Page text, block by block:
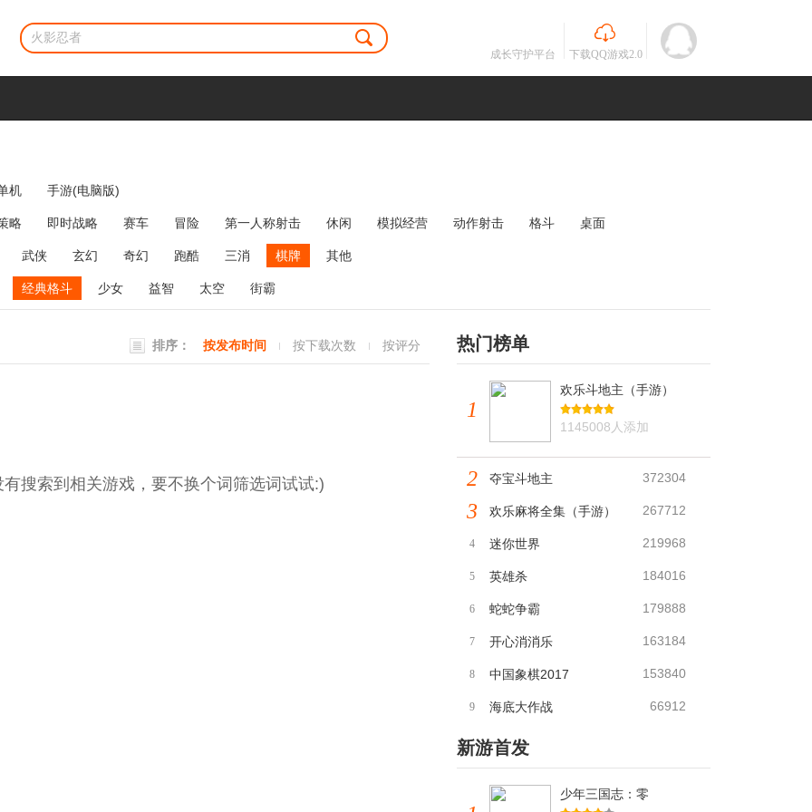
成长守护平台 下载QQ游戏2.0
机 手游(电脑版)
略 即时战略 赛车 冒险 第一人称射击 休闲 模拟经营 动作射击 格斗
桌面
牌类
麻将 网络游戏 弹幕射击 策略塔防
武侠 玄幻 奇幻 跑酷 三消 棋牌 其他
经典格斗 少女 益智 太空 街霸
排序： 按发布时间 按下载次数 按评分
搜索到相关游戏，要不换个词筛选词试试:)
热门榜单
1
欢乐斗地主（手游）
1145008人添加
2 夺宝斗地主 372304
3 欢乐麻将全集（手游） 267712
4 迷你世界 219968
5 英雄杀 184016
6 蛇蛇争霸 179888
7 开心消消乐 163184
8 中国象棋2017 153840
9 海底大作战 66912
新游首发
少年三国志：零